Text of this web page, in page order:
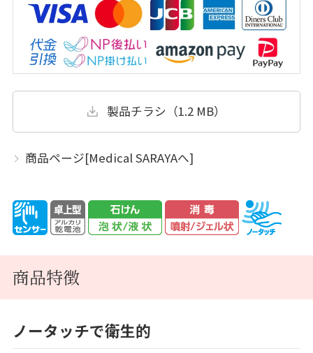
製品チラシ（1.2 MB）
商品ページ[Medical SARAYAへ]
商品特徴
ノータッチで衛生的